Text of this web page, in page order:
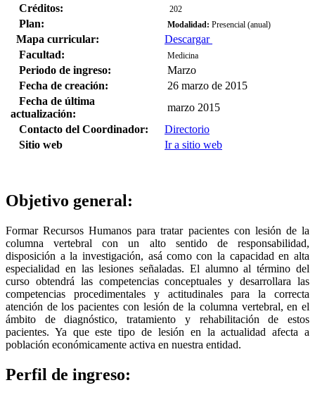
Créditos:
202
Plan: Modalidad: Presencial (anual)
Mapa curricular:
Descargar
Facultad:
Medicina
Periodo de ingreso:
Marzo
Fecha de creación:
26 marzo de 2015
Fecha de última
actualización:
marzo 2015
Contacto del Coordinador:
Directorio
Sitio web
Ir a sitio web
Objetivo general:
Formar Recursos Humanos para tratar pacientes con lesión de la
columna vertebral con un alto sentido de responsabilidad,
disposición a la investigación, asá como con la capacidad en alta
especialidad en las lesiones señaladas. El alumno al término del
curso obtendrá las competencias conceptuales y desarrollara las
competencias procedimentales y actitudinales para la correcta
atención de los pacientes con lesión de la columna vertebral, en el
ámbito de diagnóstico, tratamiento y rehabilitación de estos
pacientes. Ya que este tipo de lesión en la actualidad afecta a
población económicamente activa en nuestra entidad.
Perfil de ingreso: